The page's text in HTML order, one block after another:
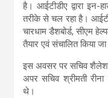
है। आईटीडीए द्वारा इन-
तरीके से चल रहा है।
चारधाम डैशबोर्ड, सीएम
तैयार एवं संचालित किया जा
इस अवसर पर सचिव शैलेश
अपर सचिव श्रीमती
थे।